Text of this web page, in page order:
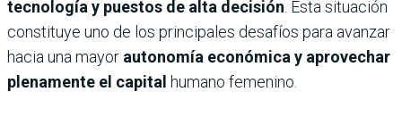
tecnología y puestos de alta decisión . Esta situación
constituye uno de los principales desafíos para avanzar
hacia una mayor autonomía económica y aprovechar
plenamente el capital humano femenino.